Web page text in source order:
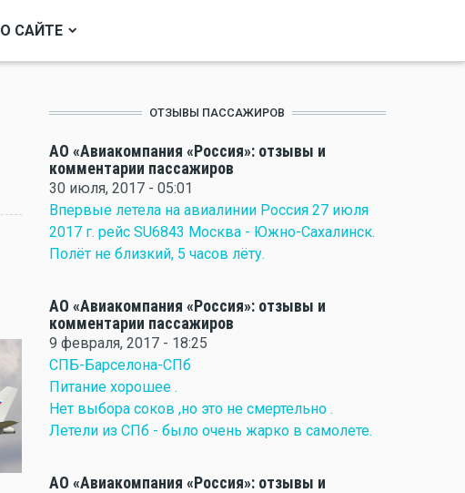
О САЙТЕ
ОТЗЫВЫ ПАССАЖИРОВ
АО «Авиакомпания «Россия»: отзывы и
комментарии пассажиров
30 июля, 2017 - 05:01
Впервые летела на авиалинии Россия 27 июля
2017 г. рейс SU6843 Москва - Южно-Сахалинск.
Полёт не близкий, 5 часов лёту.
АО «Авиакомпания «Россия»: отзывы и
комментарии пассажиров
9 февраля, 2017 - 18:25
СПБ-Барселона-СПб
Питание хорошее .
Нет выбора соков ,но это не смертельно .
Летели из СПб - было очень жарко в самолете.
АО «Авиакомпания «Россия»: отзывы и